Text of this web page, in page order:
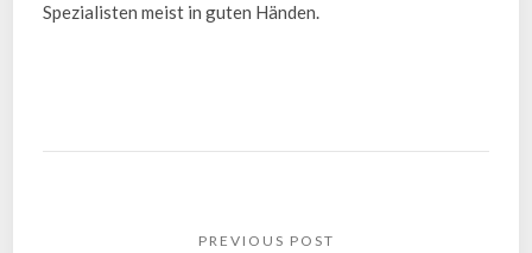
Spezialisten meist in guten Händen.